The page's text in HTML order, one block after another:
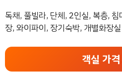
독채, 풀빌라, 단체, 2인실, 복층,
장, 와이파이, 장기숙박, 개별화장실
객실 가